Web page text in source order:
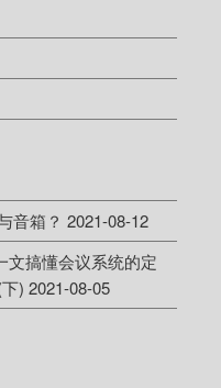
音箱？ 2021-08-12
文搞懂会议系统的定
) 2021-08-05